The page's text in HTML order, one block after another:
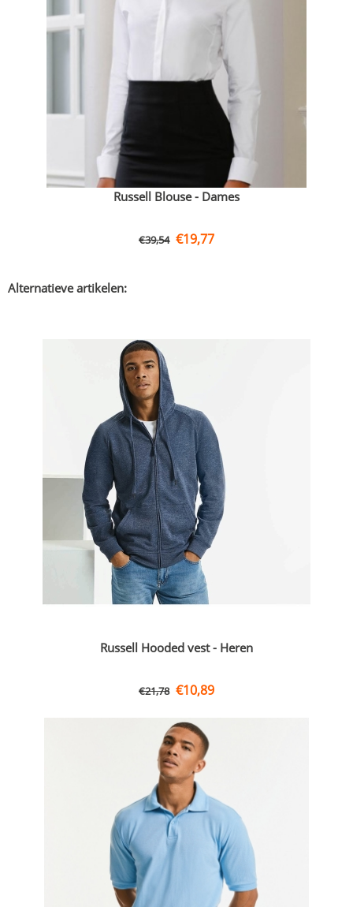
Russell Blouse - Dames
€39,54 €19,77
Alternatieve artikelen:
Russell Hooded vest - Heren
€21,78 €10,89